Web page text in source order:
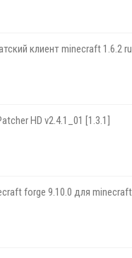
клиент minecraft 1.6.2
HD v2.4.1_01 [1.3.1]
forge 9.10.0 для